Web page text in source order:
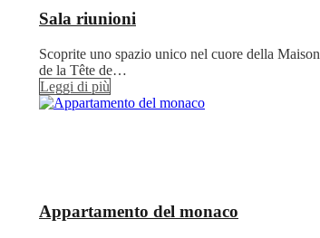
Sala riunioni
Scoprite uno spazio unico nel cuore della Maison
de la Tête de…
Leggi di più
Appartamento del monaco